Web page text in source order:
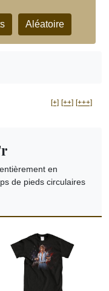
Aléatoire
[+] [++] [+++]
en
de pieds circulaires